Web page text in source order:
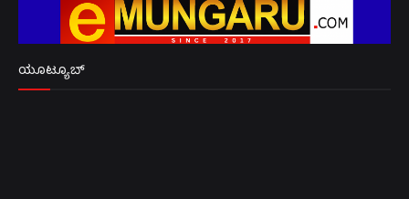
ಯೂಟ್ಯೂಬ್